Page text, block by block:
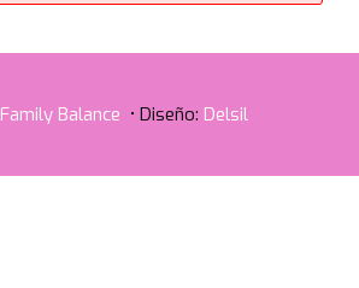
Family Balance • Diseño: Delsil